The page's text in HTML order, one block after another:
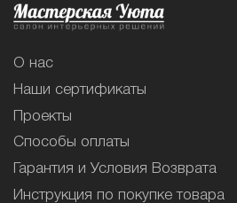
О нас
Наши сертификаты
Проекты
Способы оплаты
Гарантия и Условия Возврата
Инструкция по покупке товара